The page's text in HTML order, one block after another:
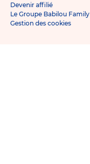
Devenir affilié
Le Groupe Babilou Family
Gestion des cookies